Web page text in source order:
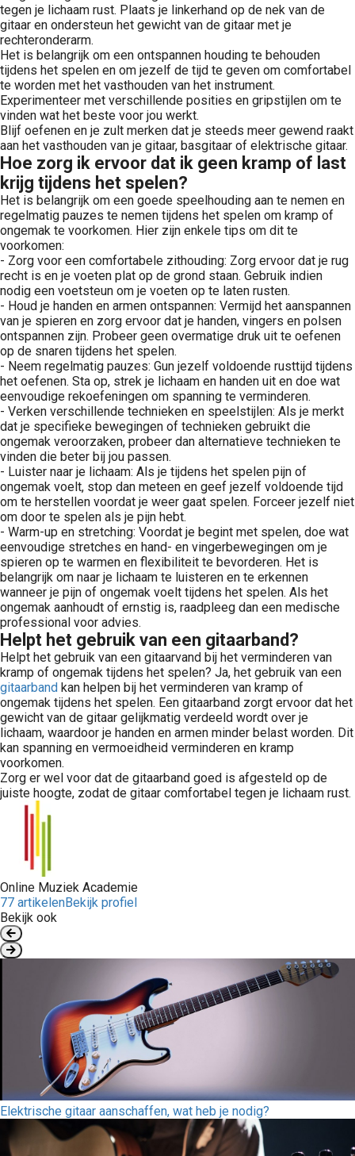
tegen je lichaam rust. Plaats je linkerhand op de nek van de
gitaar en ondersteun het gewicht van de gitaar met je
rechteronderarm.
Het is belangrijk om een ontspannen houding te behouden
tijdens het spelen en om jezelf de tijd te geven om comfortabel
te worden met het vasthouden van het instrument.
Experimenteer met verschillende posities en gripstijlen om te
vinden wat het beste voor jou werkt.
Blijf oefenen en je zult merken dat je steeds meer gewend raakt
aan het vasthouden van je gitaar, basgitaar of elektrische gitaar.
Hoe zorg ik ervoor dat ik geen kramp of last
krijg tijdens het spelen?
Het is belangrijk om een goede speelhouding aan te nemen en
regelmatig pauzes te nemen tijdens het spelen om kramp of
ongemak te voorkomen. Hier zijn enkele tips om dit te
voorkomen:
- Zorg voor een comfortabele zithouding: Zorg ervoor dat je rug
recht is en je voeten plat op de grond staan. Gebruik indien
nodig een voetsteun om je voeten op te laten rusten.
- Houd je handen en armen ontspannen: Vermijd het aanspannen
van je spieren en zorg ervoor dat je handen, vingers en polsen
ontspannen zijn. Probeer geen overmatige druk uit te oefenen
op de snaren tijdens het spelen.
- Neem regelmatig pauzes: Gun jezelf voldoende rusttijd tijdens
het oefenen. Sta op, strek je lichaam en handen uit en doe wat
eenvoudige rekoefeningen om spanning te verminderen.
- Verken verschillende technieken en speelstijlen: Als je merkt
dat je specifieke bewegingen of technieken gebruikt die
ongemak veroorzaken, probeer dan alternatieve technieken te
vinden die beter bij jou passen.
- Luister naar je lichaam: Als je tijdens het spelen pijn of
ongemak voelt, stop dan meteen en geef jezelf voldoende tijd
om te herstellen voordat je weer gaat spelen. Forceer jezelf niet
om door te spelen als je pijn hebt.
- Warm-up en stretching: Voordat je begint met spelen, doe wat
eenvoudige stretches en hand- en vingerbewegingen om je
spieren op te warmen en flexibiliteit te bevorderen. Het is
belangrijk om naar je lichaam te luisteren en te erkennen
wanneer je pijn of ongemak voelt tijdens het spelen. Als het
ongemak aanhoudt of ernstig is, raadpleeg dan een medische
professional voor advies.
Helpt het gebruik van een gitaarband?
Helpt het gebruik van een gitaarvand bij het verminderen van
kramp of ongemak tijdens het spelen? Ja, het gebruik van een
gitaarband kan helpen bij het verminderen van kramp of
ongemak tijdens het spelen. Een gitaarband zorgt ervoor dat het
gewicht van de gitaar gelijkmatig verdeeld wordt over je
lichaam, waardoor je handen en armen minder belast worden. Dit
kan spanning en vermoeidheid verminderen en kramp
voorkomen.
Zorg er wel voor dat de gitaarband goed is afgesteld op de
juiste hoogte, zodat de gitaar comfortabel tegen je lichaam rust.
Online Muziek Academie
77 artikelenBekijk profiel
Bekijk ook
Elektrische gitaar aanschaffen, wat heb je nodig?